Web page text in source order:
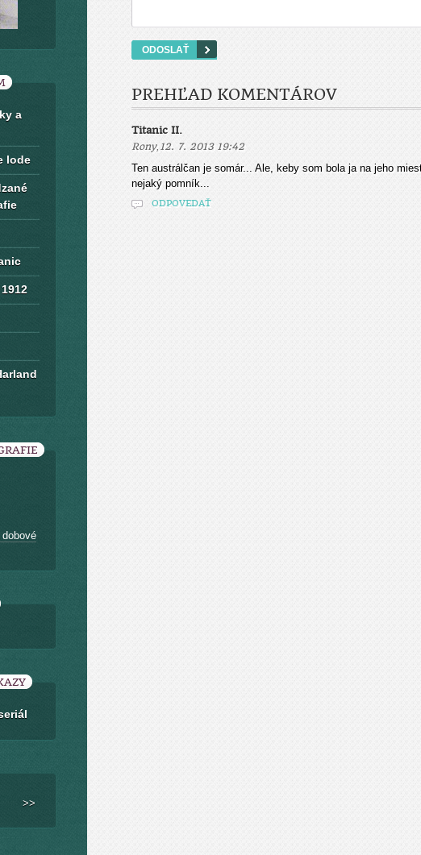
PREHĽAD KOMENTÁROV
Titanic II.
Rony, 12. 7. 2013 19:42
Ten austrálčan je somár... Ale, keby som bola ja na jeho
nejaký pomník...
ODPOVEDAŤ
a
lode
>>